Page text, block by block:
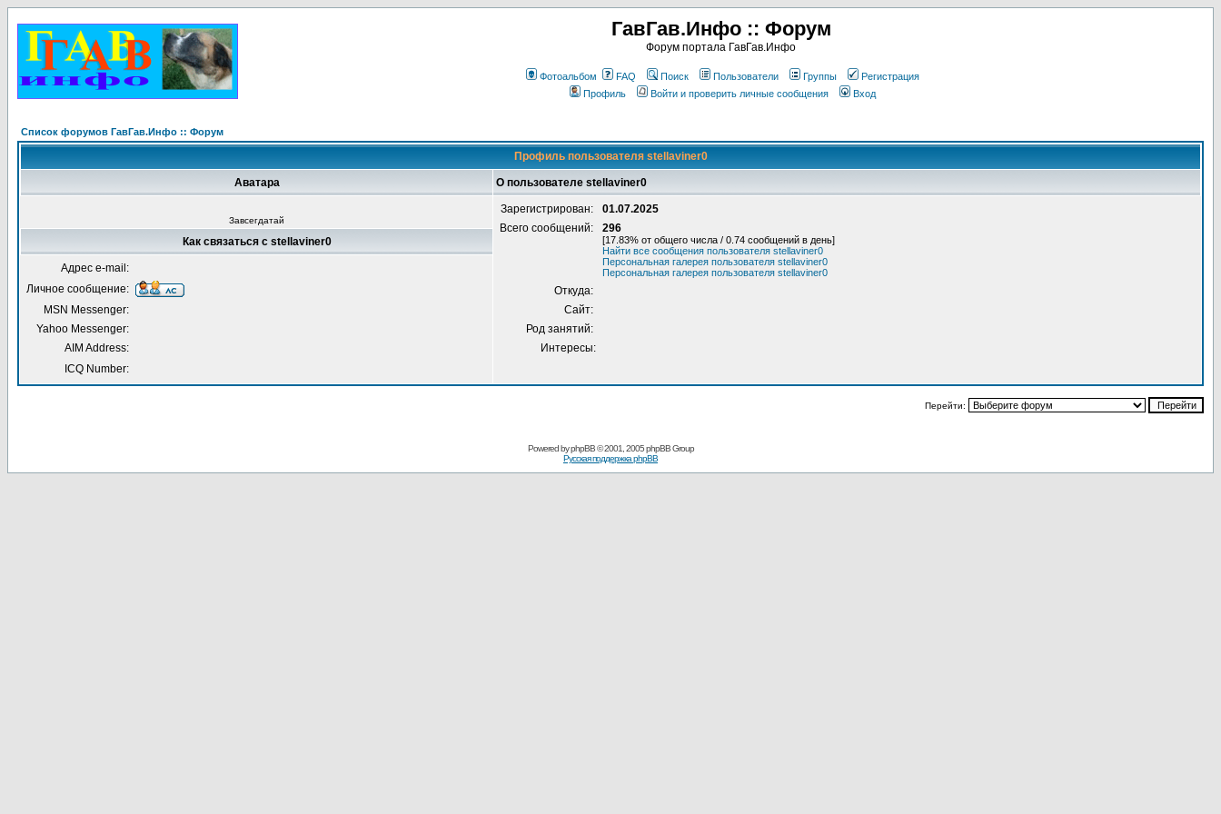
ГавГав.Инфо :: Форум
Форум портала ГавГав.Инфо
Фотоальбом FAQ Поиск Пользователи Группы
Регистрация
Профиль
Войти и проверить личные сообщения Вход
Список форумов ГавГав.Инфо :: Форум
Профиль пользователя stellaviner0
Аватара О пользователе stellaviner0
Завсегдатай
Зарегистрирован:
01.07.2025
Всего сообщений:
296
[17.83% от общего числа / 0.74 сообщений в день]
Найти все сообщения пользователя stellaviner0
Персональная галерея пользователя stellaviner0
Персональная галерея пользователя stellaviner0
Откуда:
Сайт:
Род занятий:
Интересы:
Как связаться с stellaviner0
Адрес e-mail:
Личное сообщение:
MSN Messenger:
Yahoo Messenger:
AIM Address:
ICQ Number:
Перейти:
Powered byphpBB© 2001, 2005 phpBB Group
Русская поддержка phpBB